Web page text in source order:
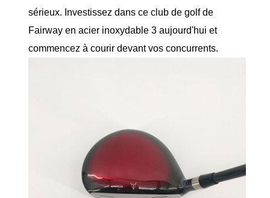
sérieux. Investissez dans ce club de golf de
Fairway en acier inoxydable 3 aujourd'hui et
commencez à courir devant vos concurrents.